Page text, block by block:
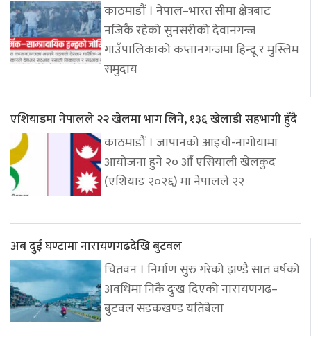
काठमाडौं । नेपाल–भारत सीमा क्षेत्रबाट
नजिकै रहेको सुनसरीको देवानगन्ज
गाउँपालिकाको कप्तानगन्जमा हिन्दू र मुस्लिम
समुदाय
एशियाडमा नेपालले २२ खेलमा भाग लिने, १३६ खेलाडी सहभागी हुँदै
काठमाडौं । जापानको आइची-नागोयामा
आयोजना हुने २० औँ एसियाली खेलकुद
(एशियाड २०२६) मा नेपालले २२
अब दुई घण्टामा नारायणगढदेखि बुटवल
चितवन । निर्माण सुरु गरेको झण्डै सात वर्षको
अवधिमा निकै दुःख दिएको नारायणगढ–
बुटवल सडकखण्ड यतिबेला